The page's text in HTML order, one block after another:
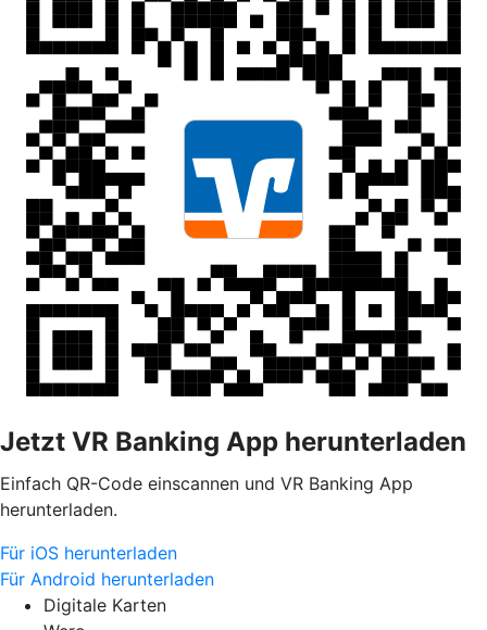
Jetzt VR Banking App herunterladen
Einfach QR-Code einscannen und VR Banking App
herunterladen.
Für iOS herunterladen
Für Android herunterladen
Digitale Karten